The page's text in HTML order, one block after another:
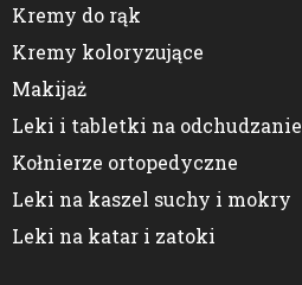
Kremy do rąk
Kremy koloryzujące
Makijaż
Leki i tabletki na odchudzanie
Kołnierze ortopedyczne
Leki na kaszel suchy i mokry
Leki na katar i zatoki